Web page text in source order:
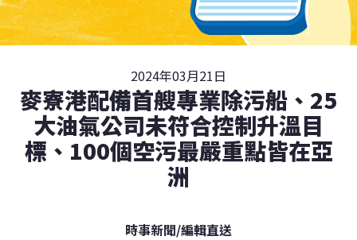
2024年03月21日
麥寮港配備首艘專業除污船、25
大油氣公司未符合控制升溫目
標、100個空污最嚴重點皆在亞
洲
時事新聞/編輯直送